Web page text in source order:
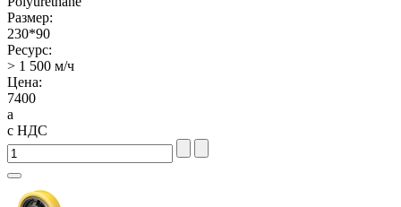
Размер:
230*90
Ресурс:
> 1 500 м/ч
Цена:
7400
a
с НДС